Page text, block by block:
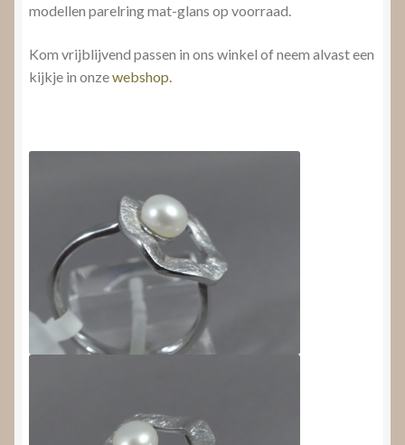
modellen parelring mat-glans op voorraad.
Kom vrijblijvend passen in ons winkel of neem alvast een
kijkje in onzewebshop.